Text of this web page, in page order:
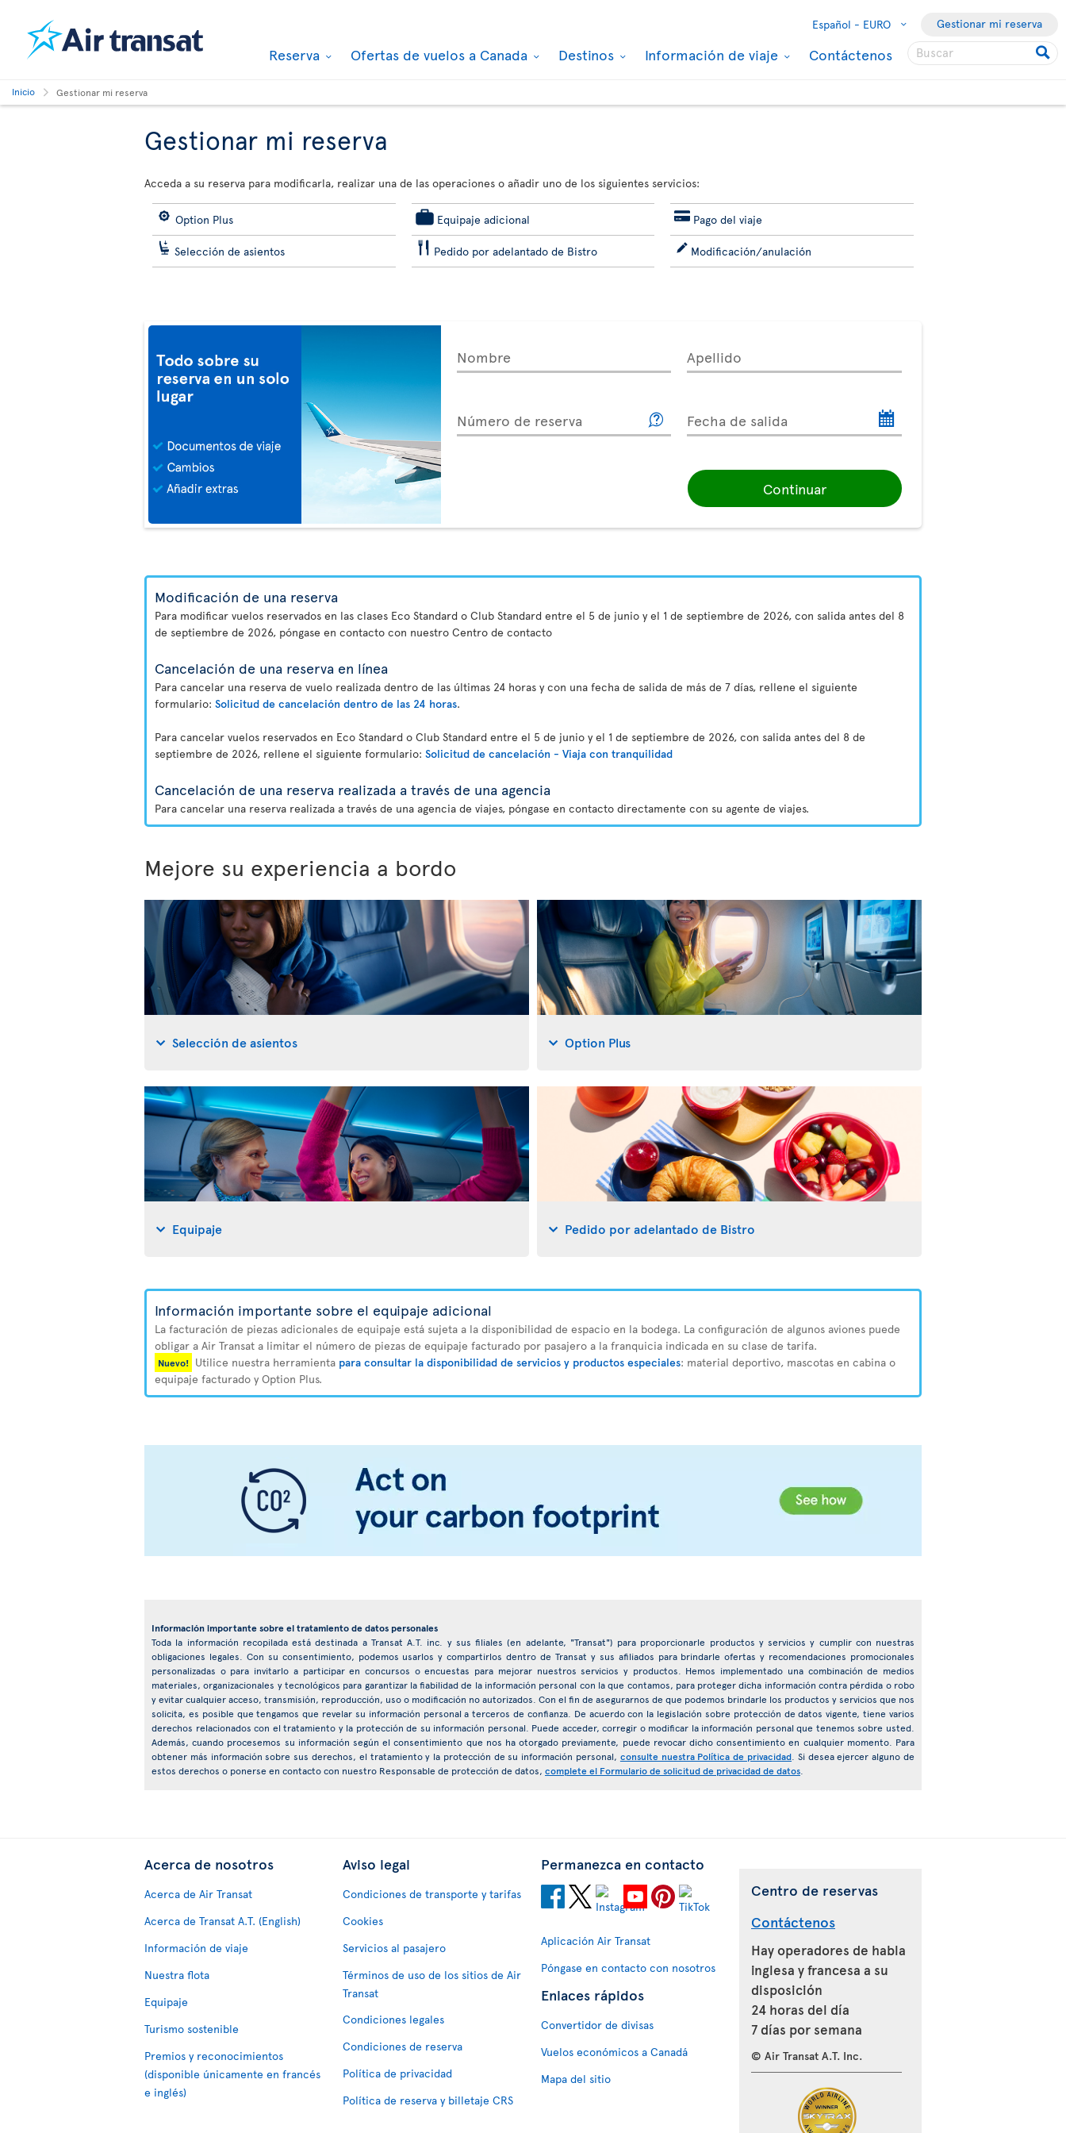
Español - EURO Gestionar mi reserva
Reserva Ofertas de vuelos a Canada Destinos Información de viaje Contáctenos
Inicio Gestionar mi reserva
Gestionar mi reserva
Acceda a su reserva para modificarla, realizar una de las operaciones o añadir uno de los siguientes servicios:
Option Plus Equipaje adicional Pago del viaje
Selección de asientos Pedido por adelantado de Bistro Modificación/anulación
Nombre Apellido
Número de reserva Fecha de salida
Continuar
Modificación de una reserva
Para modificar vuelos reservados en las clases Eco Standard o Club Standard entre el 5 de junio y el 1 de septiembre de 2026, con salida antes del 8
de septiembre de 2026, póngase en contacto con nuestro Centro de contacto
Cancelación de una reserva en línea
Para cancelar una reserva de vuelo realizada dentro de las últimas 24 horas y con una fecha de salida de más de 7 días, rellene el siguiente
formulario: Solicitud de cancelación dentro de las 24 horas.
Para cancelar vuelos reservados en Eco Standard o Club Standard entre el 5 de junio y el 1 de septiembre de 2026, con salida antes del 8 de
septiembre de 2026, rellene el siguiente formulario: Solicitud de cancelación - Viaja con tranquilidad
Cancelación de una reserva realizada a través de una agencia
Para cancelar una reserva realizada a través de una agencia de viajes, póngase en contacto directamente con su agente de viajes.
Mejore su experiencia a bordo
Selección de asientos Option Plus
Equipaje Pedido por adelantado de Bistro
Información importante sobre el equipaje adicional
La facturación de piezas adicionales de equipaje está sujeta a la disponibilidad de espacio en la bodega. La configuración de algunos aviones puede
obligar a Air Transat a limitar el número de piezas de equipaje facturado por pasajero a la franquicia indicada en su clase de tarifa.
Nuevo! Utilice nuestra herramienta para consultar la disponibilidad de servicios y productos especiales: material deportivo, mascotas en cabina o
equipaje facturado y Option Plus.
Información importante sobre el tratamiento de datos personales
Toda la información recopilada está destinada a Transat A.T. inc. y sus filiales (en adelante, "Transat") para proporcionarle productos y servicios y cumplir con nuestras
obligaciones legales. Con su consentimiento, podemos usarlos y compartirlos dentro de Transat y sus afiliados para brindarle ofertas y recomendaciones promocionales
personalizadas o para invitarlo a participar en concursos o encuestas para mejorar nuestros servicios y productos. Hemos implementado una combinación de medios
materiales, organizacionales y tecnológicos para garantizar la fiabilidad de la información personal con la que contamos, para proteger dicha información contra pérdida o robo
y evitar cualquier acceso, transmisión, reproducción, uso o modificación no autorizados. Con el fin de asegurarnos de que podemos brindarle los productos y servicios que nos
solicita, es posible que tengamos que revelar su información personal a terceros de confianza. De acuerdo con la legislación sobre protección de datos vigente, tiene varios
derechos relacionados con el tratamiento y la protección de su información personal. Puede acceder, corregir o modificar la información personal que tenemos sobre usted.
Además, cuando procesemos su información según el consentimiento que nos ha otorgado previamente, puede revocar dicho consentimiento en cualquier momento. Para
obtener más información sobre sus derechos, el tratamiento y la protección de su información personal, consulte nuestra Política de privacidad . Si desea ejercer alguno de
estos derechos o ponerse en contacto con nuestro Responsable de protección de datos, complete el Formulario de solicitud de privacidad de datos
Acerca de nosotros
Acerca de Air Transat
Acerca de Transat A.T. (English)
Información de viaje
Nuestra flota
Equipaje
Turismo sostenible
Premios y reconocimientos
(disponible únicamente en francés
e inglés)
Aviso legal
Condiciones de transporte y tarifas
Cookies
Servicios al pasajero
Términos de uso de los sitios de Air
Transat
Condiciones legales
Condiciones de reserva
Política de privacidad
Política de reserva y billetaje CRS
Permanezca en contacto
Aplicación Air Transat
Póngase en contacto con nosotros
Enlaces rápidos
Convertidor de divisas
Vuelos económicos a Canadá
Mapa del sitio
Centro de reservas
Contáctenos
Hay operadores de habla
inglesa y francesa a su
disposición
24 horas del día
7 días por semana
© Air Transat A.T. Inc.